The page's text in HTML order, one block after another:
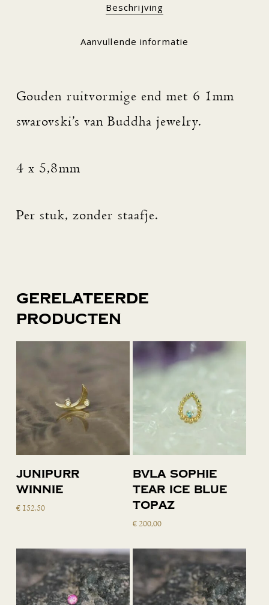
Beschrijving
Aanvullende informatie
Gouden ruitvormige end met 6 1mm
swarovski’s van Buddha jewelry.
4 x 5,8mm
Per stuk, zonder staafje.
Gerelateerde
producten
Toevoegen
aan
Junipurr
Winnie
€152,50
Toevoegen
aan
BVLA Sophie
Tear Ice Blue
Topaz
€200,00